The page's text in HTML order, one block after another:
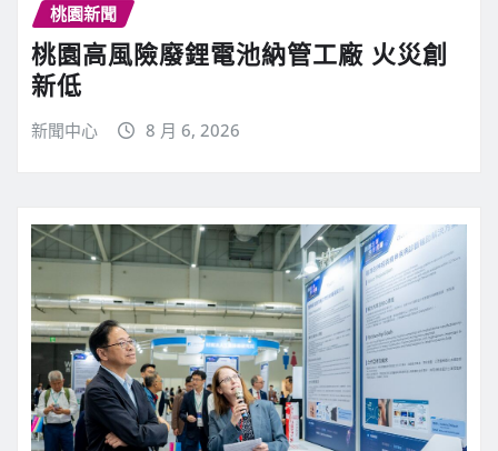
桃園新聞
桃園高風險廢鋰電池納管工廠 火災創
新低
新聞中心 8 月 6, 2026